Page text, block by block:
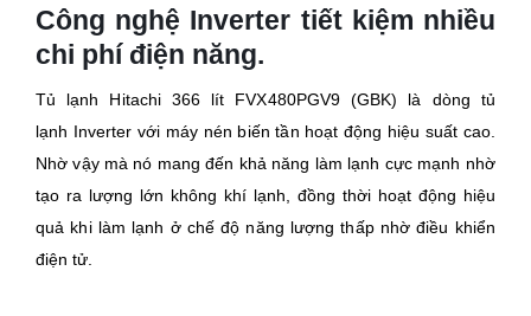
Công nghệ Inverter tiết kiệm nhiều
chi phí điện năng.
Tủ lạnh Hitachi 366 lít FVX480PGV9 (GBK) là dòng tủ
lạnh Inverter với máy nén biến tần hoạt động hiệu suất cao.
Nhờ vậy mà nó mang đến khả năng làm lạnh cực mạnh nhờ
tạo ra lượng lớn không khí lạnh, đồng thời hoạt động hiệu
quả khi làm lạnh ở chế độ năng lượng thấp nhờ điều khiển
điện tử.